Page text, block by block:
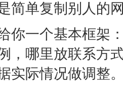
简单复制别人的
你一个基本框架
，哪里放联系方
实际情况做调整